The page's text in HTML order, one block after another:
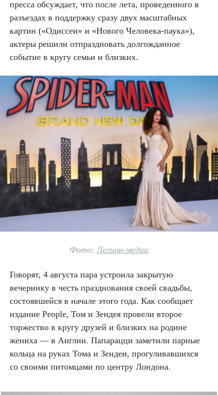
пресса обсуждает, что после лета, проведенного в
разъездах в поддержку сразу двух масштабных
картин («Одиссеи» и «Нового Человека-паука»),
актеры решили отпраздновать долгожданное
событие в кругу семьи и близких.
Фото:Легион-медиа
Говорят, 4 августа пара устроила закрытую
вечеринку в честь празднования своей свадьбы,
состоявшейся в начале этого года. Как сообщает
издание People, Том и Зендея провели второе
торжество в кругу друзей и близких на родине
жениха — в Англии. Папарацци заметили парные
кольца на руках Тома и Зендеи, прогуливавшихся
со своими питомцами по центру Лондона.